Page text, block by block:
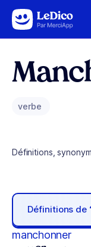
Aller au contenu
verbe
Définitions,
Définitions de
manchonner